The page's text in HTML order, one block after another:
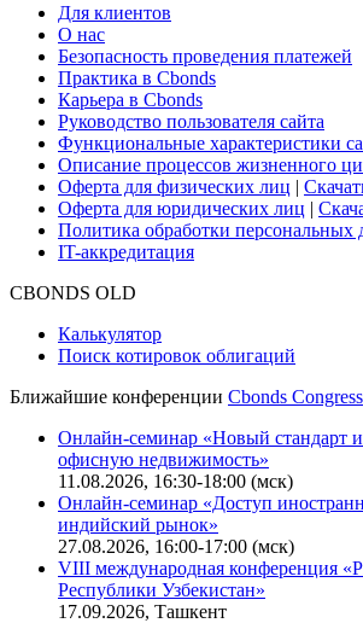
Для клиентов
О нас
Безопасность проведения платежей
Практика в Cbonds
Карьера в Cbonds
Руководство пользователя сайта
Функциональные характеристики
Описание процессов жизненного
Оферта для физических лиц |
Оферта для юридических лиц |
Политика обработки персональных
IT-аккредитация
CBONDS OLD
Калькулятор
Поиск котировок облигаций
Ближайшие конференции Cbonds Congress
Онлайн-семинар «Новый стандарт
офисную недвижимость»
11.08.2026, 16:30-18:00 (мск)
Онлайн-семинар «Доступ
индийский рынок»
27.08.2026, 16:00-17:00 (мск)
VIII международная конференция
Республики Узбекистан»
17.09.2026, Ташкент